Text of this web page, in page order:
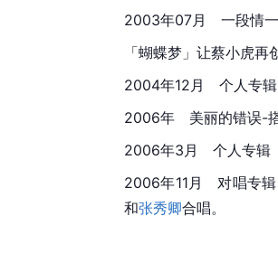
2003年07月　一段情
「蝴蝶梦」让蔡小虎
2004年12月　个人专
2006年　美丽的错误-
2006年3月　个人专辑
2006年11月　对唱专
和张秀卿合唱。